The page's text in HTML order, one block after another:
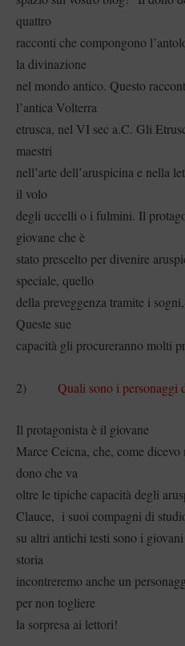
quattro
racconti che compongono
la divinazione
nel mondo antico. Questo
l’antica Volterra
etrusca, nel VI sec a.C. Gli
maestri
nell’arte dell’aruspicina e nella
il volo
degli uccelli o i fulmini. Il
giovane che è
stato prescelto per divenire
speciale, quello
della preveggenza tramite i
Queste sue
capacità gli procureranno molti
2) Quali sono i personaggi
Il protagonista è il giovane
Marce Ceicna, che, come
dono che va
oltre le tipiche capacità degli
Clauce, i suoi compagni di
su altri antichi testi sono i
storia
incontreremo anche un
per non togliere
la sorpresa ai lettori!